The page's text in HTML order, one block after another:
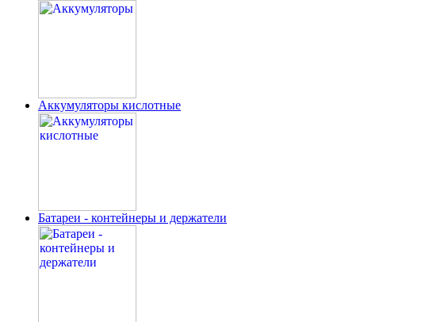
Аккумуляторы кислотные
Батареи - контейнеры и держатели